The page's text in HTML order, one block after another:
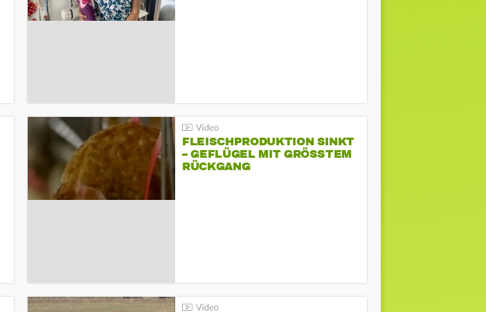
FLEISCHPRODUKTION SINKT
– GEFLÜGEL MIT GRÖSSTEM R
ÜCKGANG